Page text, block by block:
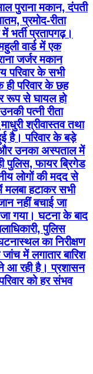
पुराना मकान, दंपती
प्रमोद-रीता
प्रतापगढ़।
वार्ड में एक
जर्जर मकान
परिवार के सभी
परिवार के छह
रूप से घायल हो
पत्नी रीता
श्रीवास्तव तथा
है। परिवार के बड़े
उनका अस्पताल में
पुलिस, फायर ब्रिगेड
लोगों की मदद से
हटाकर सभी
नहीं बचाई जा
गया। घटना के बाद
पुलिस
का निरीक्षण
में लगातार बारिश
आ रही है। प्रशासन
को हर संभव